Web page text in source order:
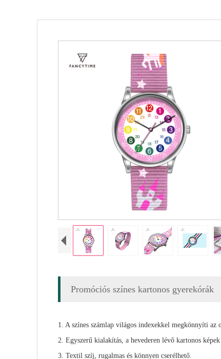
Promóciós színes kartonos gyerekórák
1. A színes számlap világos indexekkel megkönnyíti az
2. Egyszerű kialakítás, a hevederen lévő kartonos
3. Textil szíj, rugalmas és könnyen cserélhető.